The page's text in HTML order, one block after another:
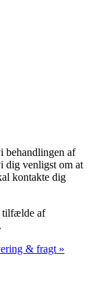
behandlingen af
dig venligst om at
kontakte dig
tilfælde af
& fragt »